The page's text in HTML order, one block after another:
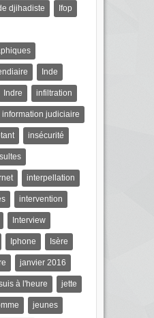
djihadiste Ifop
Inde
Indre infiltration
information judiciaire
insécurité
interpellation
intervention
Interview
Iphone Isère
janvier 2016
à l'heure jette
jeunes